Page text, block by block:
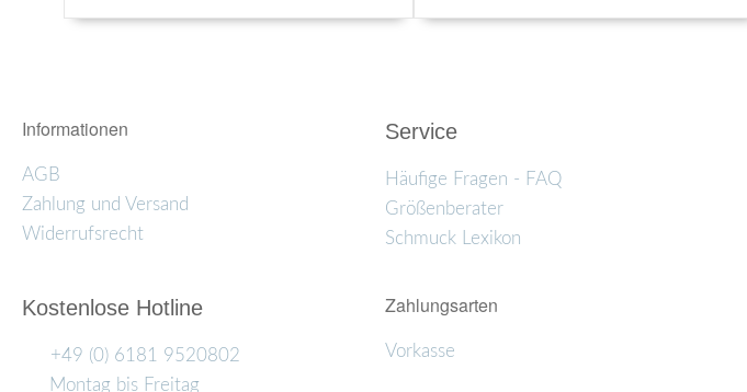
Informationen
AGB
Zahlung und Versand
Widerrufsrecht
Service
Häufige Fragen - FAQ
Größenberater
Schmuck Lexikon
Kostenlose Hotline
+49 (0) 6181 9520802
Montag bis Freitag
Zahlungsarten
Vorkasse